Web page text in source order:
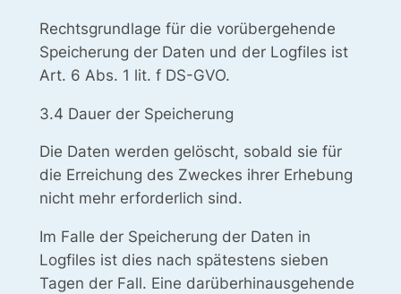
Rechtsgrundlage für die vorübergehende
Speicherung der Daten und der Logfiles ist
Art. 6 Abs. 1 lit. f DS-GVO.
3.4 Dauer der Speicherung
Die Daten werden gelöscht, sobald sie für
die Erreichung des Zweckes ihrer Erhebung
nicht mehr erforderlich sind.
Im Falle der Speicherung der Daten in
Logfiles ist dies nach spätestens sieben
Tagen der Fall. Eine darüberhinausgehende